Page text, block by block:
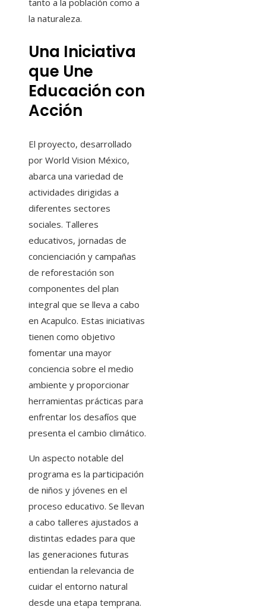
tanto a la población como a
la naturaleza.
Una Iniciativa
que Une
Educación con
Acción
El proyecto, desarrollado
por World Vision México,
abarca una variedad de
actividades dirigidas a
diferentes sectores
sociales. Talleres
educativos, jornadas de
concienciación y campañas
de reforestación son
componentes del plan
integral que se lleva a cabo
en Acapulco. Estas iniciativas
tienen como objetivo
fomentar una mayor
conciencia sobre el medio
ambiente y proporcionar
herramientas prácticas para
enfrentar los desafíos que
presenta el cambio climático.
Un aspecto notable del
programa es la participación
de niños y jóvenes en el
proceso educativo. Se llevan
a cabo talleres ajustados a
distintas edades para que
las generaciones futuras
entiendan la relevancia de
cuidar el entorno natural
desde una etapa temprana.